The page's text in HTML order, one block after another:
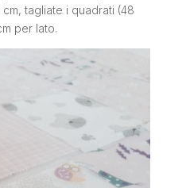
tagliate i quadrati (48
per lato.